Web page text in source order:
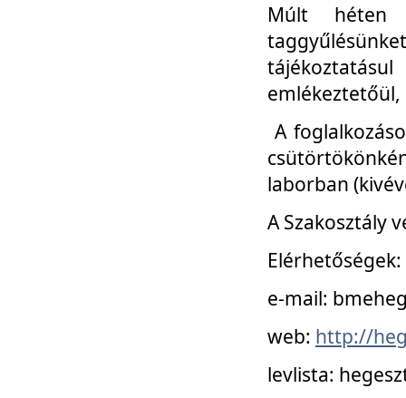
Múlt héten
emlékeztetőül,
A
laborban
A Szakosztály
Elérhetőségek:
e-mail:
web: http://
levlista: